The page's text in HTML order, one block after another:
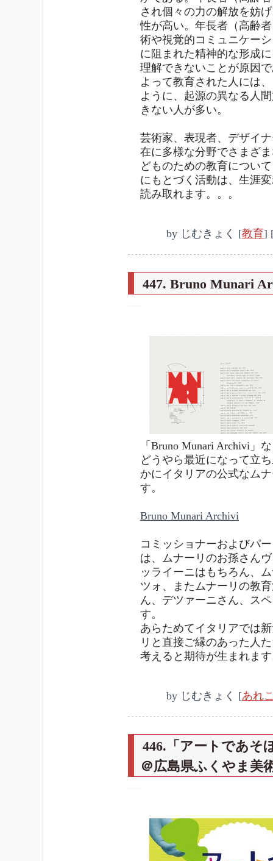
され個々の力の解放を妨
性が高い。年長者（高齢
術や視覚的コミュニケー
に阻まれた精神的な形成
理解できないことが原因
よって教育された人には
ように、起源の異なる人
きない人が多い。
芸術家、表現者、デザイ
在に多様な分野でさまざ
どものための教育につい
にもとづく活動は、生涯
読み取れます。。。
by じむきょく [教育]
447. Bruno Munari
「Bruno Munari Archivi」
どうやら最近になって立
かにイタリアの公式なム
す。
Bruno Munari Archivi
コミッショナーおよびパ
は、ムナーリのお孫さん
ッライーニはもちろん、
ツォ、またムナーリの教
ん、デツァーニさん、ス
す。
あらためてイタリアでは
リと直接ご縁のあった人
考えると期待が生まれま
by じむきょく [あれ
446.「アートであそ
＠広島県ふくやま美